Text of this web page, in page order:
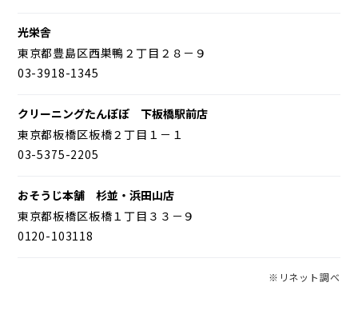
光栄舎
東京都豊島区西巣鴨２丁目２８－９
03-3918-1345
クリーニングたんぽぽ 下板橋駅前店
東京都板橋区板橋２丁目１－１
03-5375-2205
おそうじ本舗 杉並・浜田山店
東京都板橋区板橋１丁目３３－９
0120-103118
※リネット調べ